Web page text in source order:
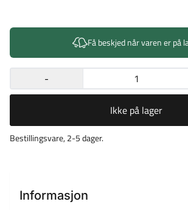
Få beskjed når varen er på
-
Ikke på lager
Bestillingsvare, 2-5 dager.
Informasjon